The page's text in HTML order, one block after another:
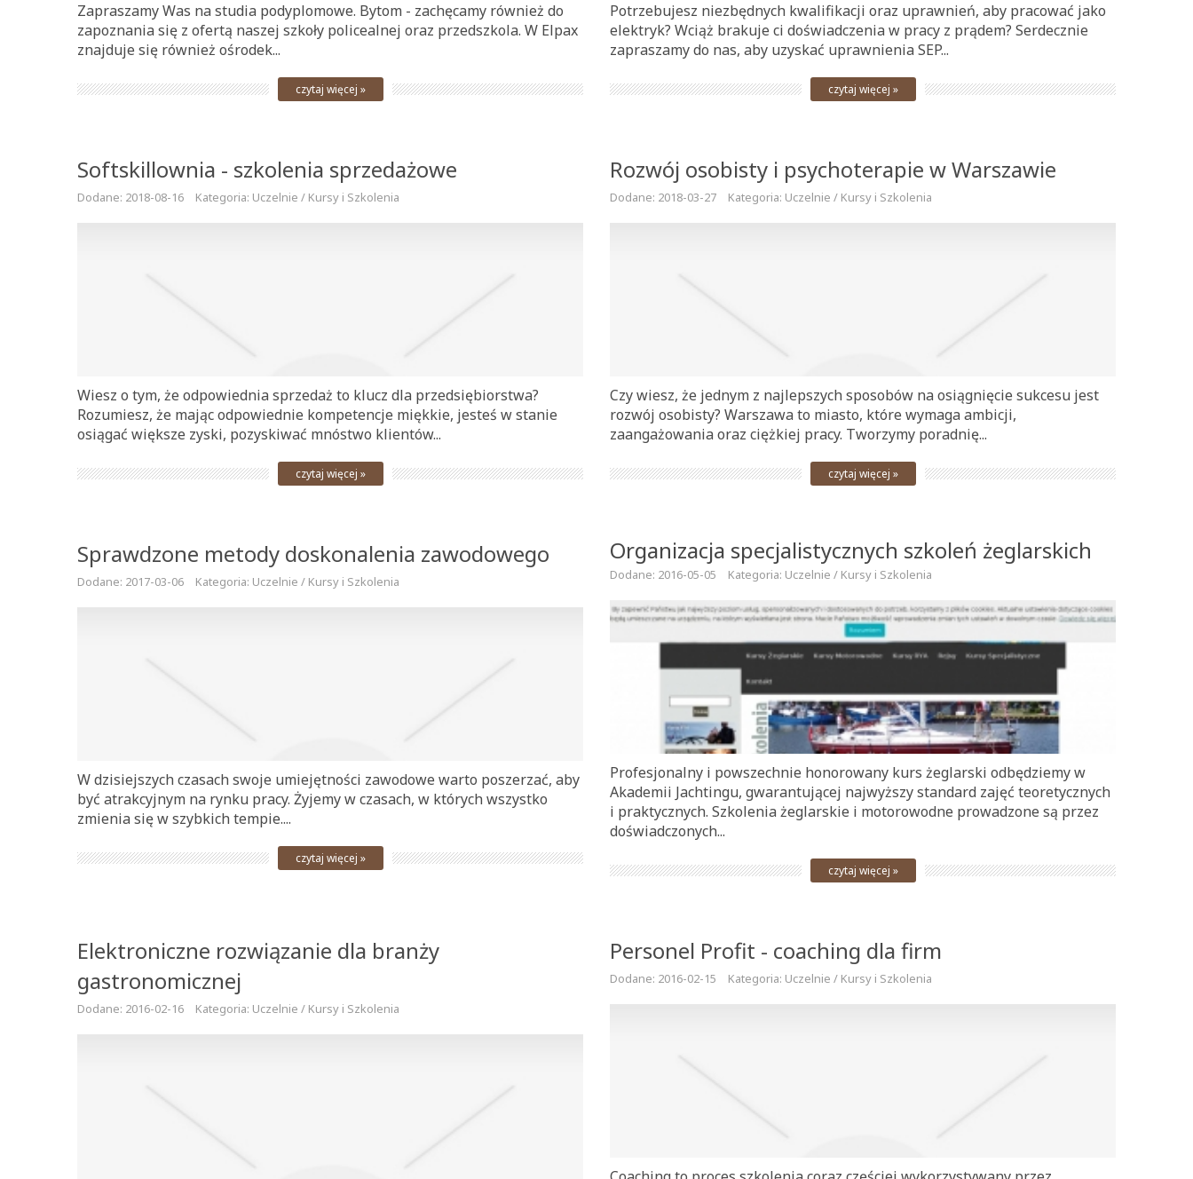
Zapraszamy Was na studia podyplomowe. Bytom - zachęcamy również do
zapoznania się z ofertą naszej szkoły policealnej oraz przedszkola. W Elpax
znajduje się również ośrodek...
czytaj więcej »
Potrzebujesz niezbędnych kwalifikacji oraz uprawnień, aby pracować jako
elektryk? Wciąż brakuje ci doświadczenia w pracy z prądem? Serdecznie
zapraszamy do nas, aby uzyskać uprawnienia SEP...
czytaj więcej »
Softskillownia - szkolenia sprzedażowe
Dodane: 2018-08-16 Kategoria: Uczelnie / Kursy i Szkolenia
Wiesz o tym, że odpowiednia sprzedaż to klucz dla przedsiębiorstwa?
Rozumiesz, że mając odpowiednie kompetencje miękkie, jesteś w stanie
osiągać większe zyski, pozyskiwać mnóstwo klientów...
czytaj więcej »
Rozwój osobisty i psychoterapie w Warszawie
Dodane: 2018-03-27 Kategoria: Uczelnie / Kursy i Szkolenia
Czy wiesz, że jednym z najlepszych sposobów na osiągnięcie sukcesu jest
rozwój osobisty? Warszawa to miasto, które wymaga ambicji,
zaangażowania oraz ciężkiej pracy. Tworzymy poradnię...
czytaj więcej »
Sprawdzone metody doskonalenia zawodowego
Dodane: 2017-03-06 Kategoria: Uczelnie / Kursy i Szkolenia
W dzisiejszych czasach swoje umiejętności zawodowe warto poszerzać, aby
być atrakcyjnym na rynku pracy. Żyjemy w czasach, w których wszystko
zmienia się w szybkich tempie....
czytaj więcej »
Organizacja specjalistycznych szkoleń żeglarskich
Dodane: 2016-05-05 Kategoria: Uczelnie / Kursy i Szkolenia
Profesjonalny i powszechnie honorowany kurs żeglarski odbędziemy w
Akademii Jachtingu, gwarantującej najwyższy standard zajęć teoretycznych
i praktycznych. Szkolenia żeglarskie i motorowodne prowadzone są przez
doświadczonych...
czytaj więcej »
Elektroniczne rozwiązanie dla branży
gastronomicznej
Dodane: 2016-02-16 Kategoria: Uczelnie / Kursy i Szkolenia
Personel Profit - coaching dla firm
Dodane: 2016-02-15 Kategoria: Uczelnie / Kursy i Szkolenia